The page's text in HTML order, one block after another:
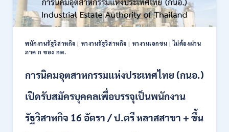
ราชการ
22
อัตรา
ปวส.
หลาย
/
เดือน
พนักงานรัฐวิสาหกิจ | หางานรัฐวิสาหกิจ | หางานเอกชน |ไม่ต้องผ่าน
ภาค ก ของ กพ.
การนิคมอุตสาหกรรมแห่งประเทศไทย (กนอ.)
เปิดรับสมัครบุคคลเพื่อบรรจุเป็นพนักงาน
รัฐวิสาหกิจ 16 อัตรา / ป.ตรี หลาสสาขา + ขึ้น